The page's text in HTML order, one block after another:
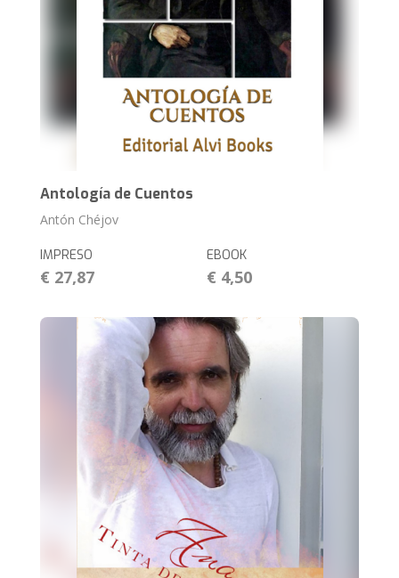
Antología de Cuentos
Antón Chéjov
IMPRESO
€ 27,87
EBOOK
€ 4,50